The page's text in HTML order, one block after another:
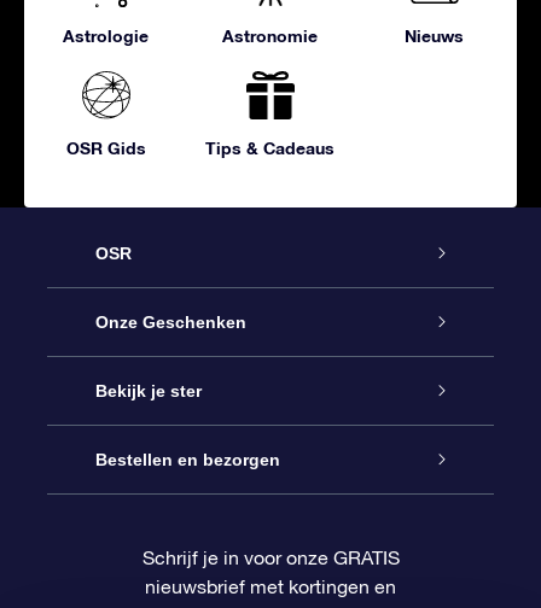
Astrologie Astronomie Nieuws
OSR Gids Tips & Cadeaus
OSR
Service
Contact
Blog
OSR Recensies
Onze Geschenken
Online Star Gift
OSR Cadeaupakket
OSR Cadeaukaart
Bekijk je ster
Sterrenregister
Gepersonaliseerde sterrenpagina
Bestellen en bezorgen
Betalingsinformatie
Schrijf je in voor onze GRATIS
nieuwsbrief met kortingen en